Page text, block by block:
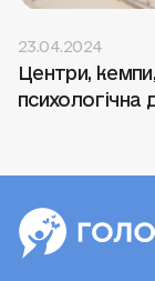
23.04.2024
Центри,